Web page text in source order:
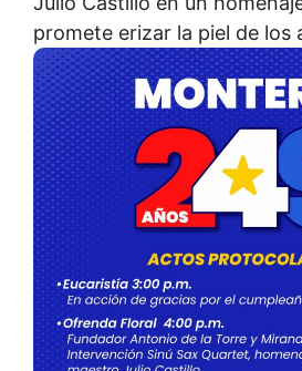
promete erizar la piel de los